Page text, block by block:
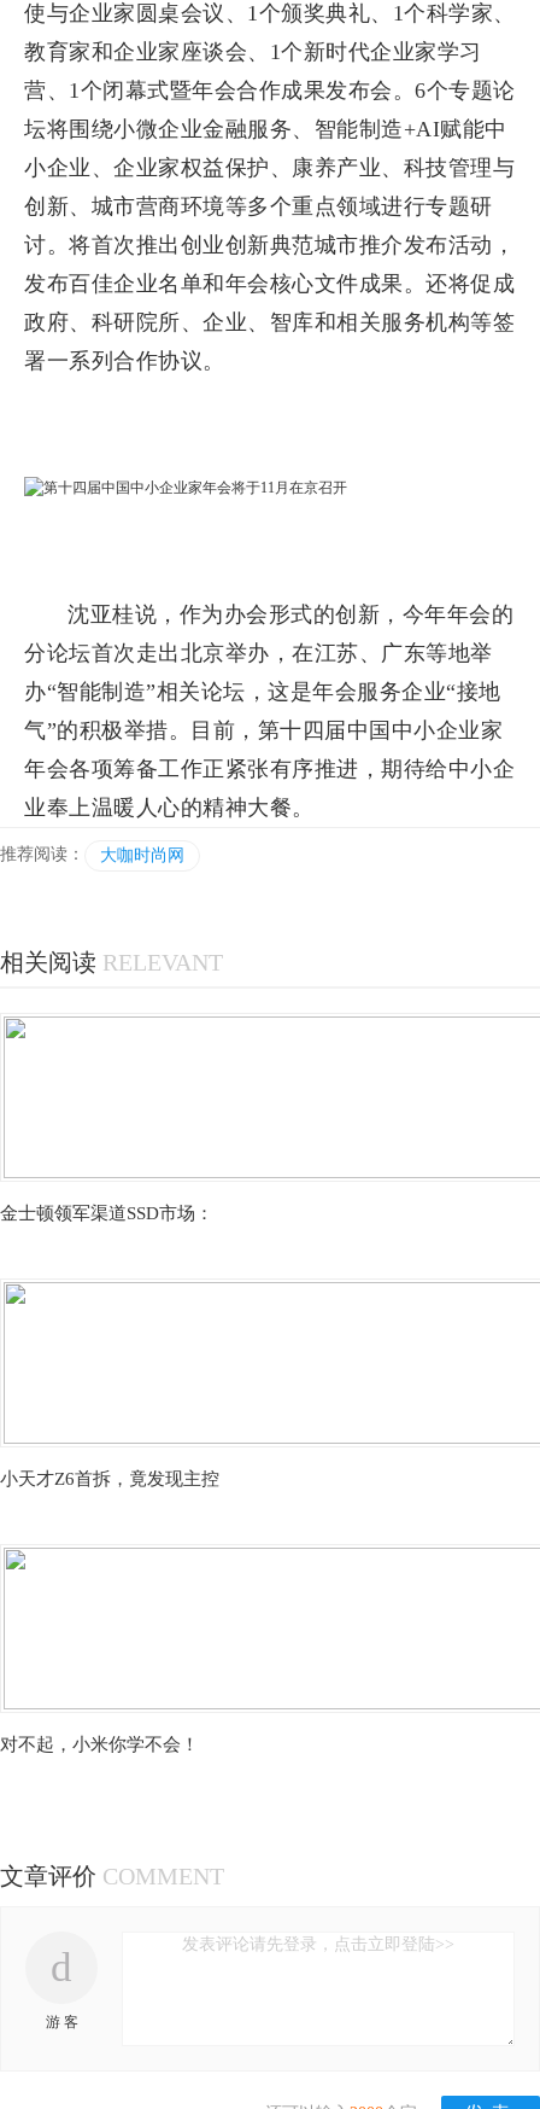
使与企业家圆桌会议、1个颁奖典礼、1个科学家、
教育家和企业家座谈会、1个新时代企业家学习
营、1个闭幕式暨年会合作成果发布会。6个专题论
坛将围绕小微企业金融服务、智能制造+AI赋能中
小企业、企业家权益保护、康养产业、科技管理与
创新、城市营商环境等多个重点领域进行专题研
讨。将首次推出创业创新典范城市推介发布活动，
发布百佳企业名单和年会核心文件成果。还将促成
政府、科研院所、企业、智库和相关服务机构等签
署一系列合作协议。
沈亚桂说，作为办会形式的创新，今年年会的
分论坛首次走出北京举办，在江苏、广东等地举
办“智能制造”相关论坛，这是年会服务企业“接地
气”的积极举措。目前，第十四届中国中小企业家
年会各项筹备工作正紧张有序推进，期待给中小企
业奉上温暖人心的精神大餐。
推荐阅读： 大咖时尚网
相关阅读 RELEVANT
金士顿领军渠道SSD市场：
小天才Z6首拆，竟发现主控
对不起，小米你学不会！
文章评价 COMMENT
d
游 客
发表评论请先登录，点击立即登陆>>